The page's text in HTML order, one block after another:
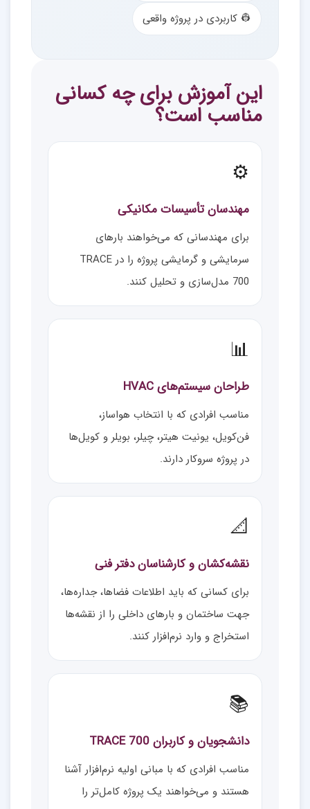
👷 کاربردی در پروژه واقعی
این آموزش برای چه کسانی
مناسب است؟
⚙️
مهندسان تأسیسات مکانیکی
برای مهندسانی که می‌خواهند بارهای
سرمایشی و گرمایشی پروژه را در TRACE
700 مدل‌سازی و تحلیل کنند.
📊
طراحان سیستم‌های HVAC
مناسب افرادی که با انتخاب هواساز،
فن‌کویل، یونیت هیتر، چیلر، بویلر و کویل‌ها
در پروژه سروکار دارند.
📐
نقشه‌کشان و کارشناسان دفتر فنی
برای کسانی که باید اطلاعات فضاها، جداره‌ها،
جهت ساختمان و بارهای داخلی را از نقشه‌ها
استخراج و وارد نرم‌افزار کنند.
📚
دانشجویان و کاربران TRACE 700
مناسب افرادی که با مبانی اولیه نرم‌افزار آشنا
هستند و می‌خواهند یک پروژه کامل‌تر را